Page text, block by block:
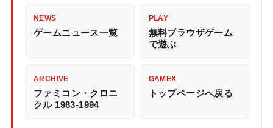
NEWS
ゲームニュース一覧
PLAY
無料ブラウザゲーム
で遊ぶ
ARCHIVE
ファミコン・クロニ
クル 1983-1994
GAMEX
トップページへ戻る